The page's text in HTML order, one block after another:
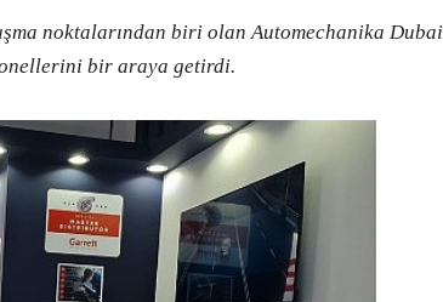
noktalarından biri olan Automechanika Dubai
bir araya getirdi.